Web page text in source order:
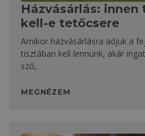
Házvásárlás:
kell-e tetőcsere
Amikor házvásárlásra adjuk a
tisztában kell lennünk, akár
szó,
MEGNÉZEM